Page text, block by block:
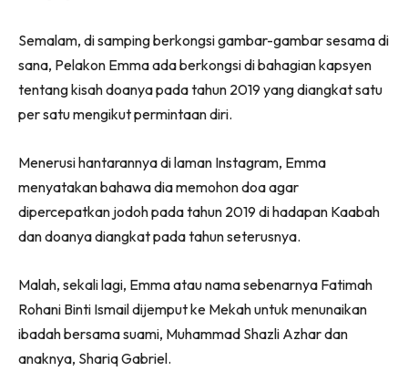
Semalam, di samping berkongsi gambar-gambar sesama di
sana, Pelakon Emma ada berkongsi di bahagian kapsyen
tentang kisah doanya pada tahun 2019 yang diangkat satu
per satu mengikut permintaan diri.
Menerusi hantarannya di laman Instagram, Emma
menyatakan bahawa dia memohon doa agar
dipercepatkan jodoh pada tahun 2019 di hadapan Kaabah
dan doanya diangkat pada tahun seterusnya.
Malah, sekali lagi, Emma atau nama sebenarnya Fatimah
Rohani Binti Ismail dijemput ke Mekah untuk menunaikan
ibadah bersama suami, Muhammad Shazli Azhar dan
anaknya, Shariq Gabriel.